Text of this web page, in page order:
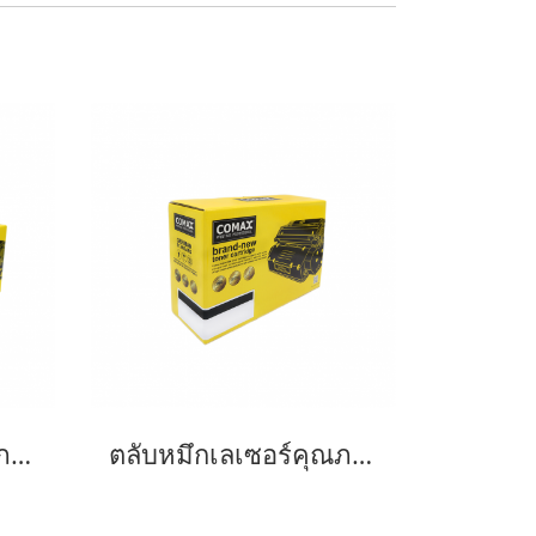
ตลับหมึกเลเซอร์คุณภาพสูงสำหรับ Fuji Xerox รุ่น P265dw (CT202329/202330) ตลับหมึกเลเซอร์คุณภาพสูงสำหรับ Fuji Xerox รุ่น 3428 Black